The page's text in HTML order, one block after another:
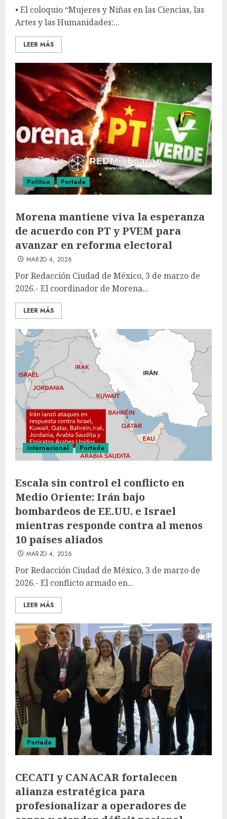
• El coloquio “Mujeres y Niñas en las Ciencias, las
Artes y las Humanidades:...
LEER MÁS
Política Portada
Morena mantiene viva la esperanza
de acuerdo con PT y PVEM para
avanzar en reforma electoral
MARZO 4, 2026
Por Redacción Ciudad de México, 3 de marzo de
2026.- El coordinador de Morena...
LEER MÁS
Internacional Portada
Escala sin control el conflicto en
Medio Oriente: Irán bajo
bombardeos de EE.UU. e Israel
mientras responde contra al menos
10 países aliados
MARZO 4, 2026
Por Redacción Ciudad de México, 3 de marzo de
2026.- El conflicto armado en...
LEER MÁS
Portada
CECATI y CANACAR fortalecen
alianza estratégica para
profesionalizar a operadores de